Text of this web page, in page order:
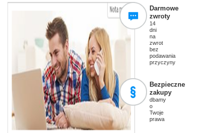
Darmowe
zwroty
14
dni
na
zwrot
bez
podawania
przyczyny
Bezpieczne
zakupy
dbamy
o
Twoje
prawa